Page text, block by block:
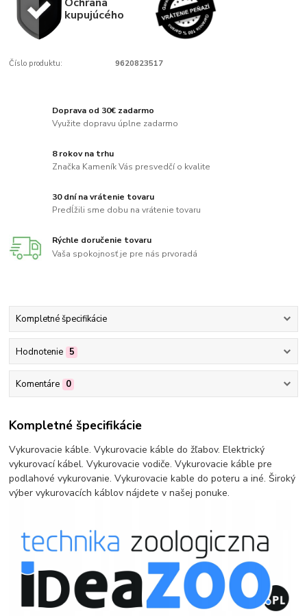
kupujúcého
Číslo produktu: 9620823517
Doprava od 30€ zadarmo
Využite dopravu úplne zadarmo
8 rokov na trhu
Značka Kameník Vás presvedčí o kvalite
30 dní na vrátenie tovaru
Predĺžili sme dobu na vrátenie tovaru
Rýchle doručenie tovaru
Vaša spokojnosť je pre nás prvoradá
Kompletné špecifikácie
Hodnotenie 5
Komentáre 0
Kompletné špecifikácie
Vykurovacie káble. Vykurovacie káble do žľabov. Elektrický
vykurovací kábel. Vykurovacie vodiče. Vykurovacie káble pre
podlahové vykurovanie. Vykurovacie kable do poteru a iné. Široký
výber vykurovacích káblov nájdete v našej ponuke.